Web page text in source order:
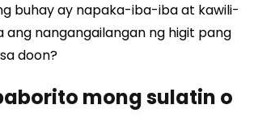
buhay ay napaka-iba-iba at kawili-
ang nangangailangan ng higit pang
doon?
mong sulatin o